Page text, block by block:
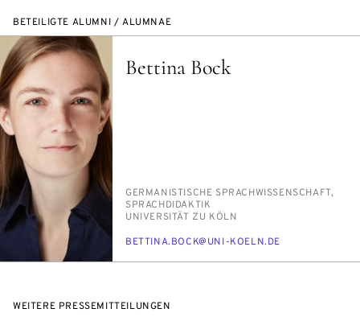
BETEILIGTE ALUMNI / ALUMNAE
Bettina Bock
PERSON_RESEARCH_SUBJECT
GER­MA­NIS­TI­SCHE SPRACH­WIS­SEN­SCHAFT,
SPRACH­DI­DAK­TIK
INSTITUTION
UNI­VER­SI­TÄT ZU KÖLN
E-
BET­TI­NA.BOCK@UNI-KOELN.DE
WEITERE PRESSEMITTEILUNGEN